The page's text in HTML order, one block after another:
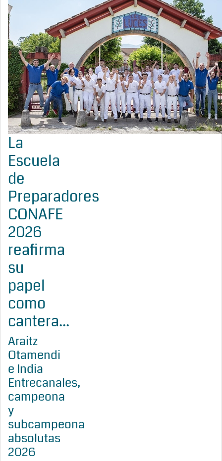
La
Escuela
de
Preparadores
CONAFE
2026
reafirma
su
papel
como
cantera...
Araitz
Otamendi
e India
Entrecanales,
campeona
y
subcampeona
absolutas
2026